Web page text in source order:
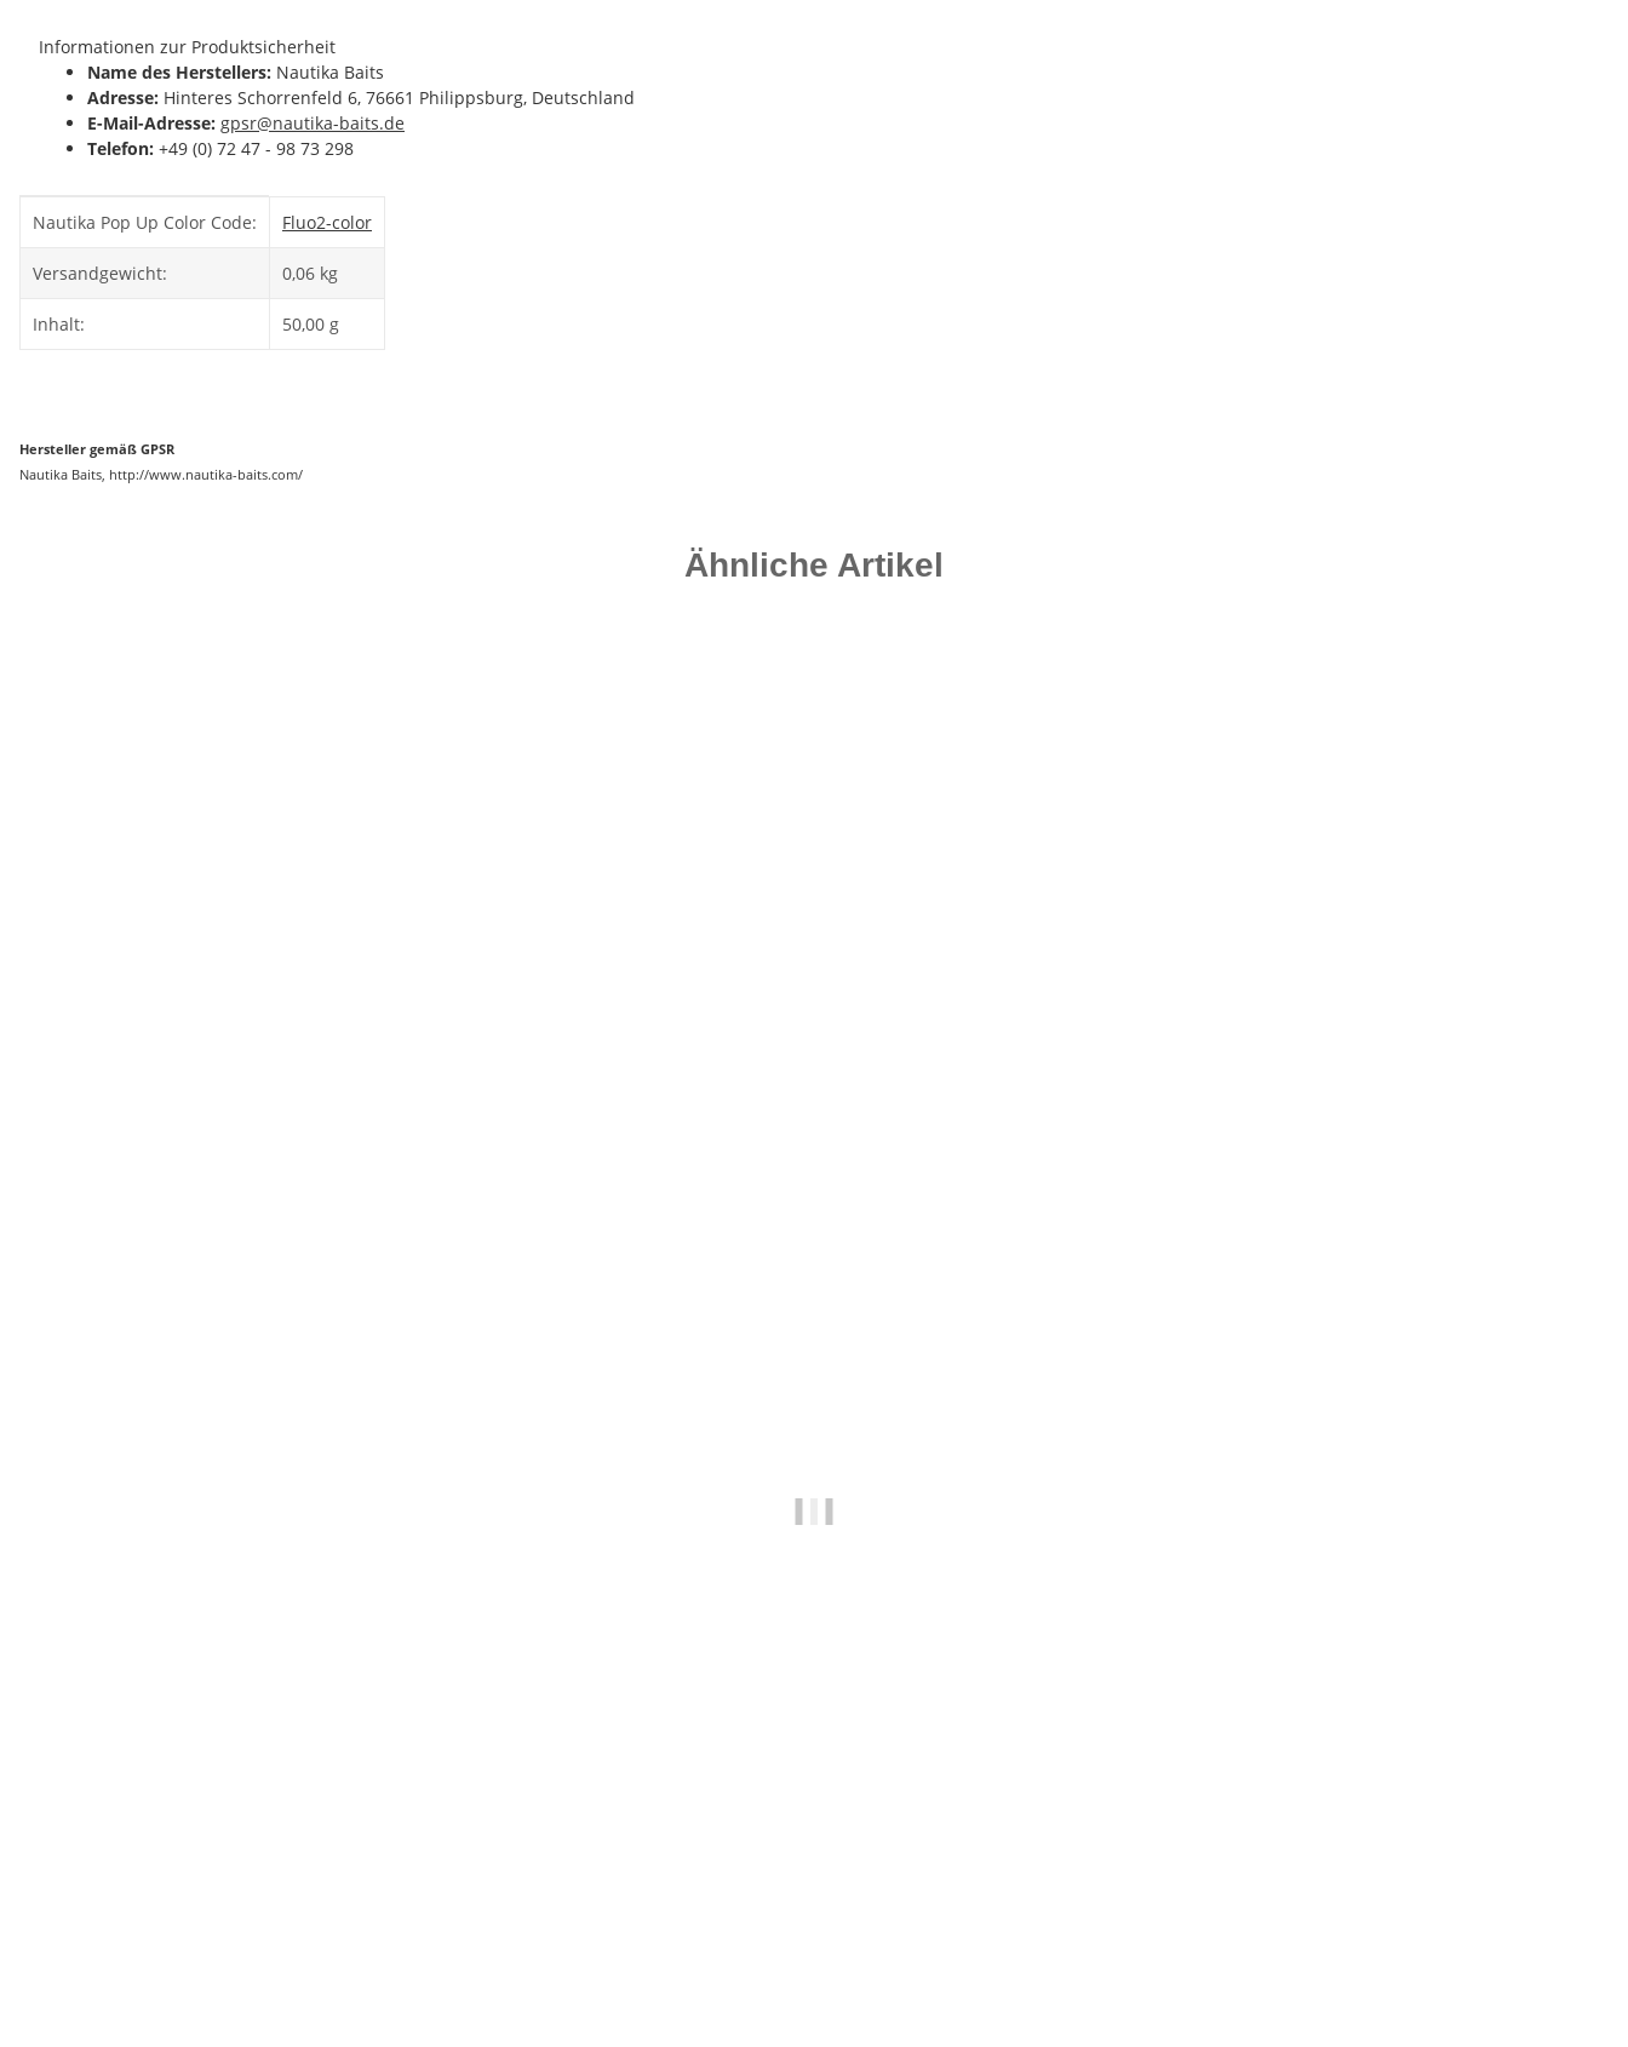
Informationen zur Produktsicherheit
Name des Herstellers: Nautika Baits
Adresse: Hinteres Schorrenfeld 6, 76661 Philippsburg, Deutschland
E-Mail-Adresse: gpsr@nautika-baits.de
Telefon: +49 (0) 72 47 - 98 73 298
Nautika Pop Up Color Code: Fluo2-color
Versandgewicht: 0,06 kg
Inhalt: 50,00 g
Hersteller gemäß GPSR
Nautika Baits, http://www.nautika-baits.com/
Ähnliche Artikel